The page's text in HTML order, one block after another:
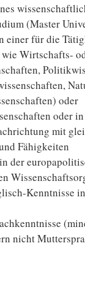
(Master
einer für die
Wirtschafts-
oder
oder
mit
Fähigkeiten
der
Kenntnisse
nicht